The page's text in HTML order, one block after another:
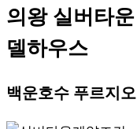
의왕 실버타
델하우스
백운호수 푸르지